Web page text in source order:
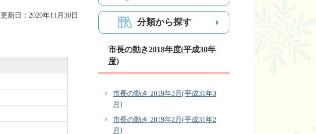
更新日：2020年11月30日
分類から探す
市長の動き2018年度(平成30年
度)
市長の動き 2019年3月(平成31年3
月)
市長の動き 2019年2月(平成31年2
月)